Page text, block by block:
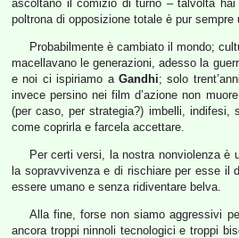
ascoltano il comizio di turno – talvolta
poltrona di opposizione totale è pur
Probabilmente è cambiato il mondo;
macellavano le generazioni, adesso la
e noi ci ispiriamo a Gandhi; solo
invece persino nei film d’azione non
(per caso, per strategia?) imbelli, indifesi,
come coprirla e farcela accettare.
Per certi versi, la nostra nonviolenza è
la sopravvivenza e di rischiare per esse il
essere umano e senza ridiventare belva.
Alla fine, forse non siamo aggressivi
ancora troppi ninnoli tecnologici e troppi